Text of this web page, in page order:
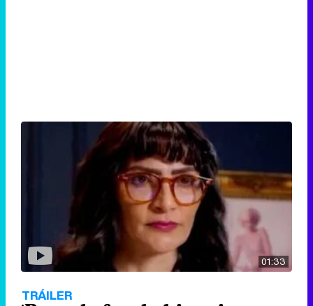
01:33
TRÁILER